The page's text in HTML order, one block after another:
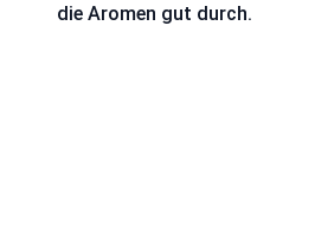
die Aromen gut durch.